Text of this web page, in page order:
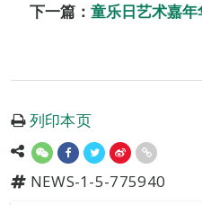
下一篇： 童乐日艺术嘉
列印本页
NEWS-1-5-775940